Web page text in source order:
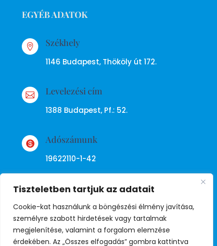
Tiszteletben tartjuk az adatait
Cookie-kat használunk a böngészési élmény javítása,
személyre szabott hirdetések vagy tartalmak
megjelenítése, valamint a forgalom elemzése
érdekében. Az „Összes elfogadás” gombra kattintva
EGYÉB ADATOK
 Székhely
1146 Budapest, Thököly út 172.
 Levelezési cím
1388 Budapest, Pf.: 52.
 Adószámunk
19622110-1-42
Adatkezelési tájékoztató